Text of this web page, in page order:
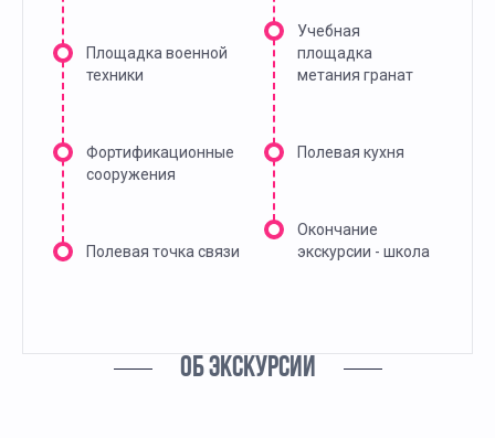
Площадка военной
техники
Фортификационные
сооружения
Полевая точка связи
Учебная
площадка
метания гранат
Полевая кухня
Окончание
экскурсии - школа
ОБ ЭКСКУРСИИ